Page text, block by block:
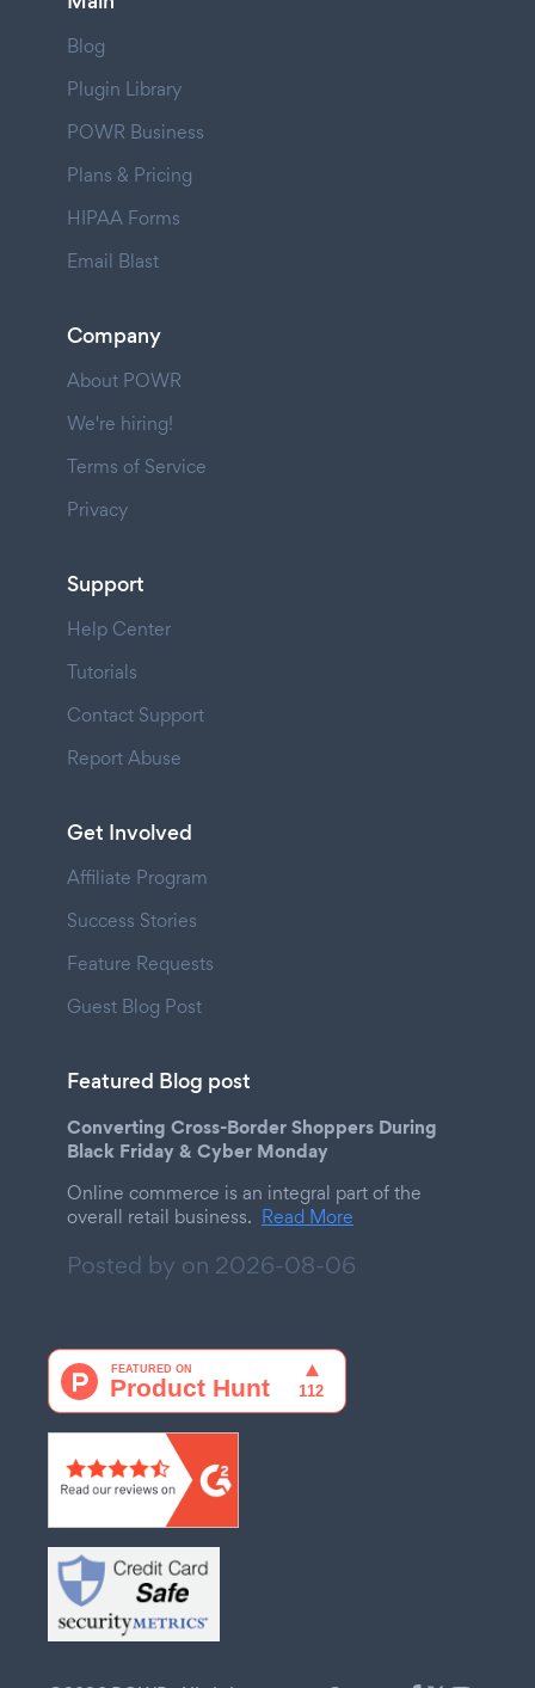
Blog
Plugin Library
POWR Business
Plans & Pricing
HIPAA Forms
Email Blast
Company
About POWR
We're hiring!
Terms of Service
Privacy
Support
Help Center
Tutorials
Contact Support
Report Abuse
Get Involved
Affiliate Program
Success Stories
Feature Requests
Guest Blog Post
Featured Blog post
Converting Cross-Border Shoppers During
Black Friday & Cyber Monday
Online commerce is an integral part of the
overall retail business. Read More
Posted by on 2026-08-06